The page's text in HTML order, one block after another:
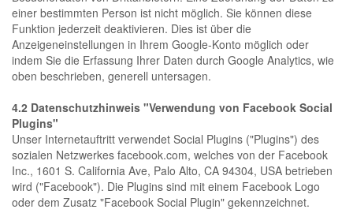
einer bestimmten Person ist nicht möglich. Sie können diese
Funktion jederzeit deaktivieren. Dies ist über die
Anzeigeneinstellungen in Ihrem Google-Konto möglich oder
indem Sie die Erfassung Ihrer Daten durch Google Analytics, wie
oben beschrieben, generell untersagen.
4.2 Datenschutzhinweis "Verwendung von Facebook Social
Plugins"
Unser Internetauftritt verwendet Social Plugins ("Plugins") des
sozialen Netzwerkes facebook.com, welches von der Facebook
Inc., 1601 S. California Ave, Palo Alto, CA 94304, USA betrieben
wird ("Facebook"). Die Plugins sind mit einem Facebook Logo
oder dem Zusatz "Facebook Social Plugin" gekennzeichnet.